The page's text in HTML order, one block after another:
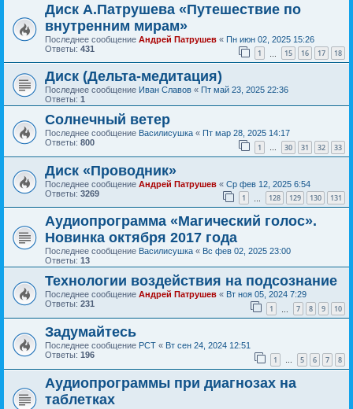
Диск А.Патрушева «Путешествие по
внутренним мирам»
Последнее сообщение Андрей Патрушев « Пн июн 02, 2025 15:26
Ответы: 431 1 15 16 17 18
Диск (Дельта-медитация)
Последнее сообщение Иван Славов « Пт май 23, 2025 22:36
Ответы: 1
Солнечный ветер
Последнее сообщение Василисушка « Пт мар 28, 2025 14:17
Ответы: 800 1 … 30 31 32 33
Диск «Проводник»
Последнее сообщение Андрей Патрушев « Ср фев 12, 2025 6:54
Ответы: 3269 1 128 129 130 131
Аудиопрограмма «Магический голос».
Новинка октября 2017 года
Последнее сообщение Василисушка « Вс фев 02, 2025 23:00
Ответы: 13
Технологии воздействия на подсознание
Последнее сообщение Андрей Патрушев « Вт ноя 05, 2024 7:29
Ответы: 231 1 7 8 9 10
Задумайтесь
Последнее сообщение РСТ « Вт сен 24, 2024 12:51
Ответы: 196 1 … 5 6 7 8
Аудиопрограммы при диагнозах на
таблетках